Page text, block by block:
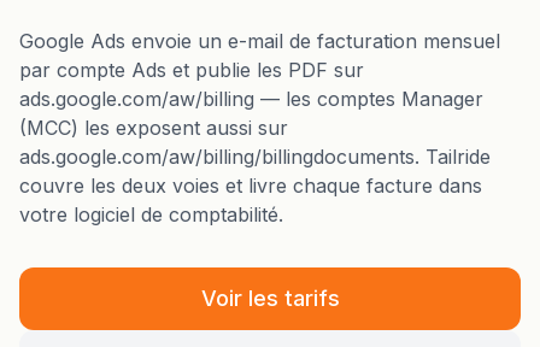
Google Ads envoie un e-mail de facturation mensuel
par compte Ads et publie les PDF sur
ads.google.com/aw/billing — les comptes Manager
(MCC) les exposent aussi sur
ads.google.com/aw/billing/billingdocuments. Tailride
couvre les deux voies et livre chaque facture dans
votre logiciel de comptabilité.
Voir les tarifs